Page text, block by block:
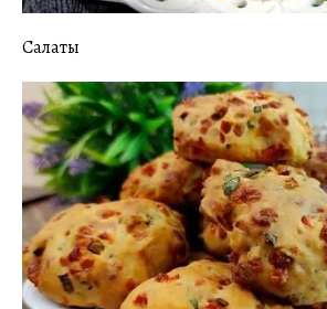
Салаты